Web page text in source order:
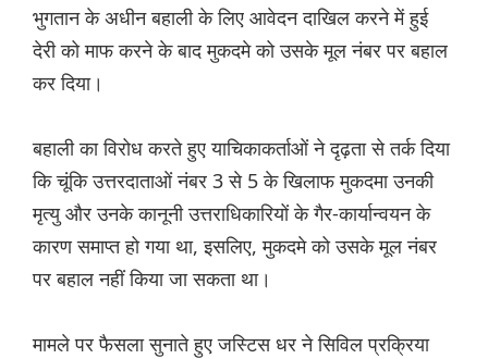
भुगतान के अधीन बहाली के लिए आवेदन दाखिल करने में हुई
देरी को माफ करने के बाद मुकदमे को उसके मूल नंबर पर बहाल
कर दिया।
बहाली का विरोध करते हुए याचिकाकर्ताओं ने दृढ़ता से तर्क दिया
कि चूंकि उत्तरदाताओं नंबर 3 से 5 के खिलाफ मुकदमा उनकी
मृत्यु और उनके कानूनी उत्तराधिकारियों के गैर-कार्यान्वयन के
कारण समाप्त हो गया था, इसलिए, मुकदमे को उसके मूल नंबर
पर बहाल नहीं किया जा सकता था।
मामले पर फैसला सुनाते हुए जस्टिस धर ने सिविल प्रक्रिया